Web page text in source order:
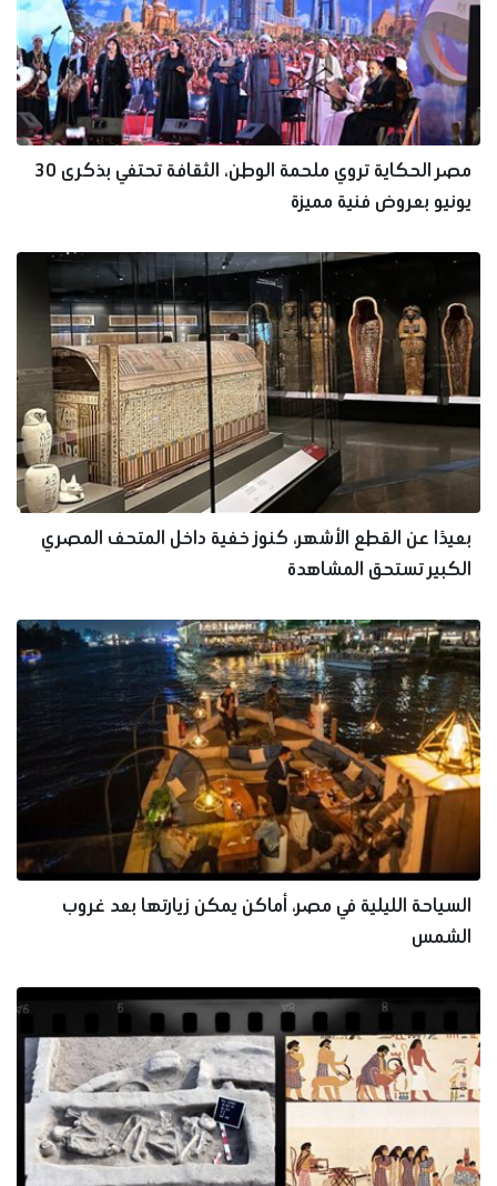
مصر الحكاية تروي ملحمة الوطن، الثقافة تحتفي بذكرى 30
يونيو بعروض فنية مميزة
بعيدًا عن القطع الأشهر، كنوز خفية داخل المتحف المصري
الكبير تستحق المشاهدة
السياحة الليلية في مصر، أماكن يمكن زيارتها بعد غروب
الشمس